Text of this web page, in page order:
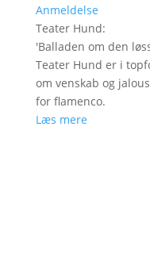
Anmeldelse
Teater Hund:
'Balladen om den
Teater Hund er i
om venskab og
for flamenco.
Læs mere